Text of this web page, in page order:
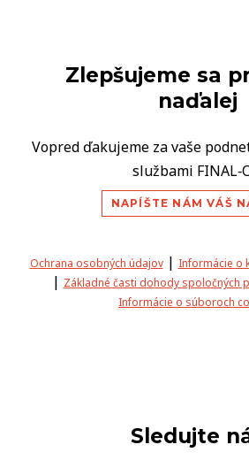
Zlepšujeme sa
naďalej
Vopred ďakujeme za vaše
službami
NAPÍŠTE NÁM VÁŠ
Ochrana osobných údajov| Informácie o
| Základné časti dohody spoločných
Informácie o súboroch
Sledujte